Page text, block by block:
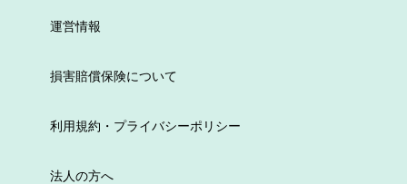
運営情報
損害賠償保険について
利用規約・プライバシーポリシー
法人の方へ